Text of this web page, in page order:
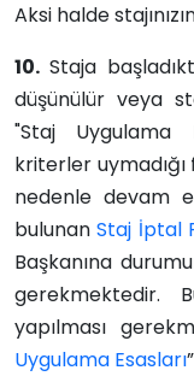
Aksi halde
10. Staja
düşünülür veya
"Staj Uygulama
kriterler
nedenle devam
bulunanStaj İptal
Başkanına
gerekmektedir.
yapılması
Uygulama Esasları